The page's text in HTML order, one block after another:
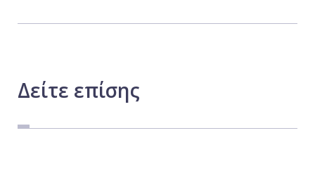
Δείτε επίσης